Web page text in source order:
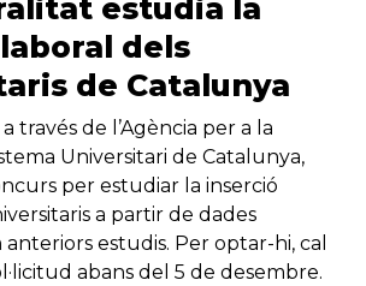
estudia la
dels
de Catalunya
través de l’Agència per a la
Universitari de Catalunya,
per estudiar la inserció
a partir de dades
estudis. Per optar-hi, cal
abans del 5 de desembre.